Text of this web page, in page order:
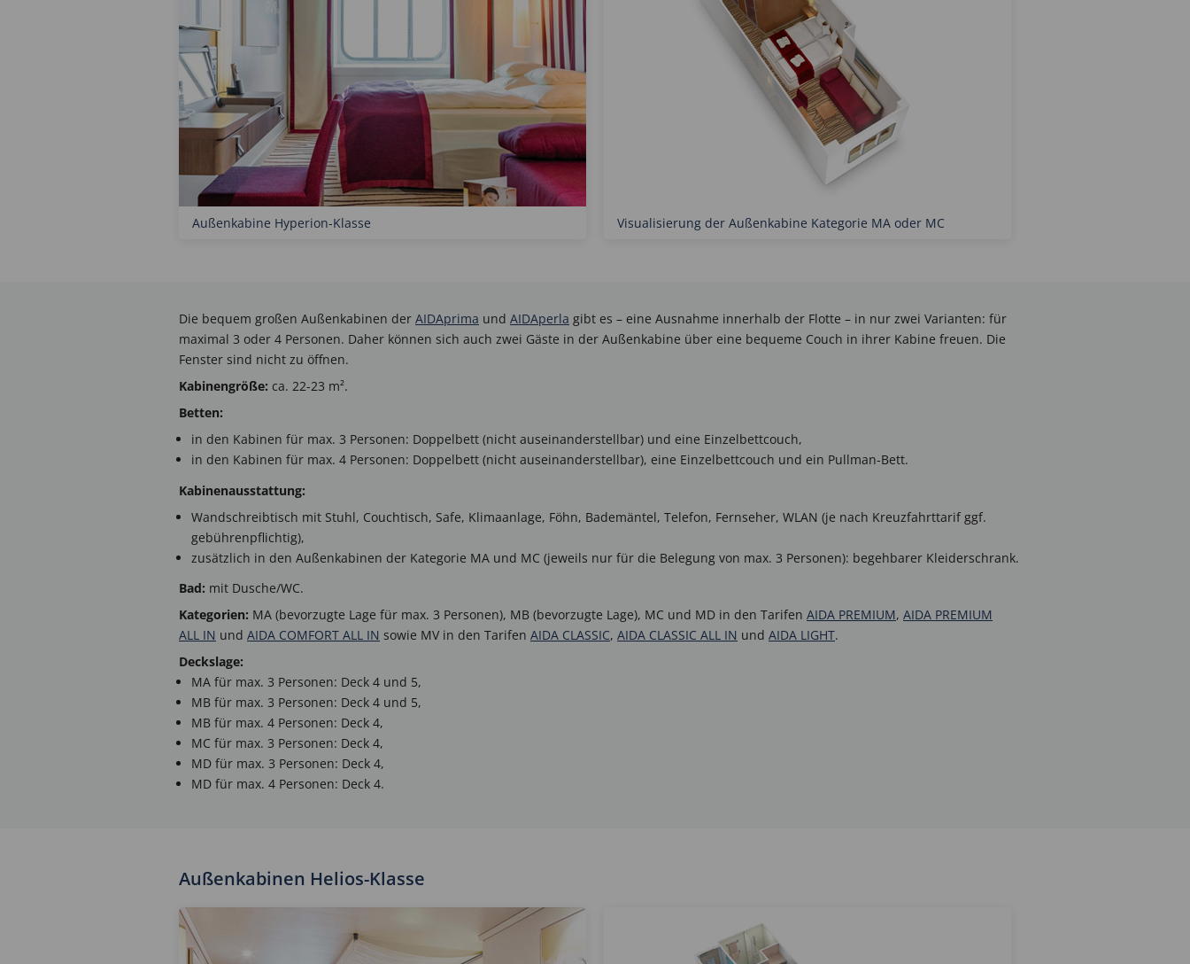
Außenkabine Hyperion-Klasse Visualisierung der Außenkabine Kategorie MA oder MC
Die bequem großen Außenkabinen der AIDAprima und AIDAperla gibt es – eine Ausnahme innerhalb der Flotte – in nur zwei Varianten: für
maximal 3 oder 4 Personen. Daher können sich auch zwei Gäste in der Außenkabine über eine bequeme Couch in ihrer Kabine freuen. Die
Fenster sind nicht zu öffnen.
Kabinengröße: ca. 22-23 m².
Betten:
in den Kabinen für max. 3 Personen: Doppelbett (nicht auseinanderstellbar) und eine Einzelbettcouch,
in den Kabinen für max. 4 Personen: Doppelbett (nicht auseinanderstellbar), eine Einzelbettcouch und ein Pullman-Bett.
Kabinenausstattung:
Wandschreibtisch mit Stuhl, Couchtisch, Safe, Klimaanlage, Föhn, Bademäntel, Telefon, Fernseher, WLAN (je nach Kreuzfahrttarif ggf.
gebührenpflichtig),
zusätzlich in den Außenkabinen der Kategorie MA und MC (jeweils nur für die Belegung von max. 3 Personen): begehbarer Kleiderschrank.
Bad: mit Dusche/WC.
Kategorien: MA (bevorzugte Lage für max. 3 Personen), MB (bevorzugte Lage), MC und MD in den Tarifen AIDA PREMIUM, AIDA PREMIUM
ALL IN und AIDA COMFORT ALL IN sowie MV in den Tarifen AIDA CLASSIC, AIDA CLASSIC ALL IN und AIDA LIGHT.
Deckslage:
MA für max. 3 Personen: Deck 4 und 5,
MB für max. 3 Personen: Deck 4 und 5,
MB für max. 4 Personen: Deck 4,
MC für max. 3 Personen: Deck 4,
MD für max. 3 Personen: Deck 4,
MD für max. 4 Personen: Deck 4.
Außenkabinen Helios-Klasse